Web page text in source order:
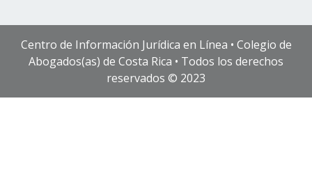
Centro de Información Jurídica en Línea • Colegio de
Abogados(as) de Costa Rica • Todos los derechos
reservados © 2023